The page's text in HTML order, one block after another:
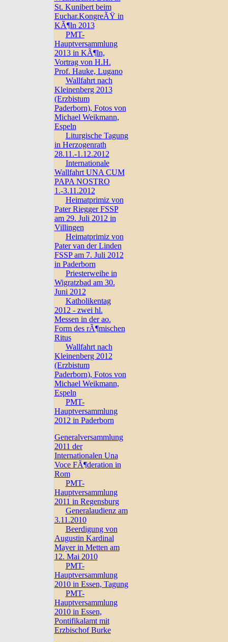
St. Kunibert beim
Euchar.KongreÃŸ in
KÃ¶ln 2013
PMT-
Hauptversammlung
2013 in KÃ¶ln,
Vortrag von H.H.
Prof. Hauke, Lugano
Wallfahrt nach
Kleinenberg 2013
(Erzbistum
Paderborn), Fotos von
Michael Weikmann,
Espeln
Liturgische Tagung
in Herzogenrath
28.11.-1.12.2012
Internationale
Wallfahrt UNA CUM
PAPA NOSTRO
1.-3.11.2012
Heimatprimiz von
Pater Riegger FSSP
am 29. Juli 2012 in
Villingen
Heimatprimiz von
Pater van der Linden
FSSP am 7. Juli 2012
in Paderborn
Priesterweihe in
Wigratzbad am 30.
Juni 2012
Katholikentag
2012 - zwei hl.
Messen in der ao.
Form des rÃ¶mischen
Ritus
Wallfahrt nach
Kleinenberg 2012
(Erzbistum
Paderborn), Fotos von
Michael Weikmann,
Espeln
PMT-
Hauptversammlung
2012 in Paderborn
Generalversammlung
2011 der
Internationalen Una
Voce FÃ¶deration in
Rom
PMT-
Hauptversammlung
2011 in Regensburg
Generalaudienz am
3.11.2010
Beerdigung von
Augustin Kardinal
Mayer in Metten am
12. Mai 2010
PMT-
Hauptversammlung
2010 in Essen, Tagung
PMT-
Hauptversammlung
2010 in Essen,
Pontifikalamt mit
Erzbischof Burke